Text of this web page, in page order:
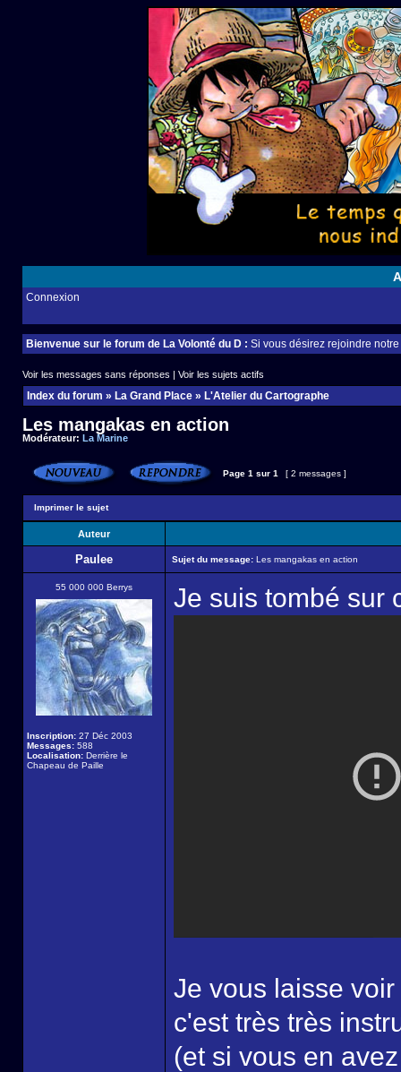
Connexion
Bienvenue sur le forum de La Volonté du D : Si vous désirez rejoindre
Voir les messages sans réponses | Voir les sujets actifs
Index du forum » La Grand Place » L'Atelier du Cartographe
Les mangakas en action
Modérateur: La Marine
Page 1 sur 1 [ 2 messages ]
Imprimer le sujet
Auteur
Paulee Sujet du message: Les mangakas en action
55 000 000 Berrys
Inscription: 27 Déc 2003
Messages: 588
Localisation: Derrière le
Chapeau de Paille
Je suis tombé sur
Je vous laisse
c'est très très
(et si vous en